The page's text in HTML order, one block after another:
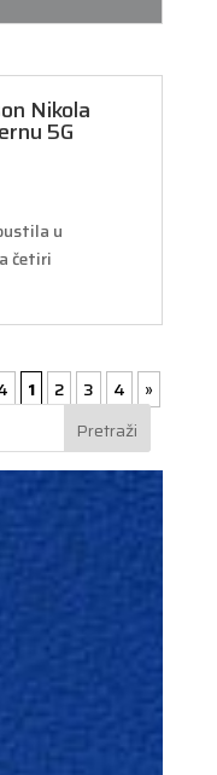
Nikola
5G
u
četiri
1 2 3 4 »